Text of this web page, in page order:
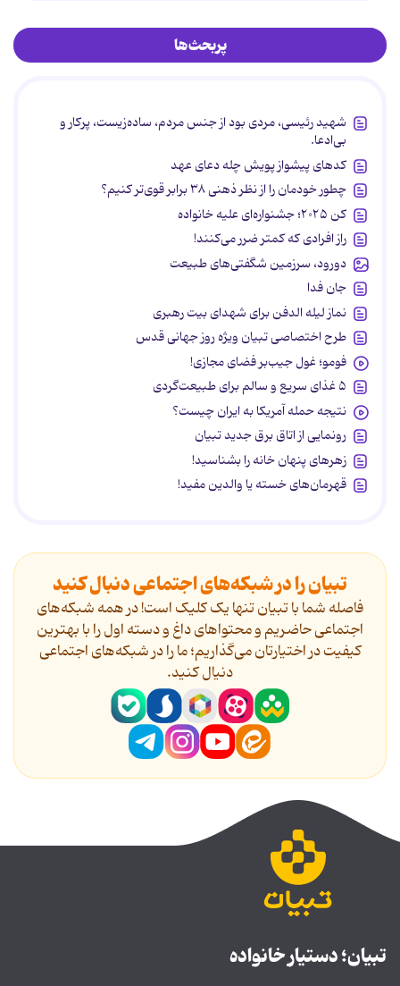
پربحث‌ها
شهید رئیسی، مردی بود از جنس مردم، ساده‌زیست، پرکار و
بی‌ادعا.
کدهای پیشواز پویش چله دعای عهد
چطور خودمان را از نظر ذهنی ۳۸ برابر قوی‌تر کنیم؟
کن ۲۰۲۵؛ جشنواره‌ای علیه خانواده
راز افرادی که کمتر ضرر می‌کنند!
دورود، سرزمین شگفتی‌های طبیعت
جان فدا
نماز لیله الدفن برای شهدای بیت رهبری
طرح اختصاصی تبیان ویژه روز جهانی قدس
فومو؛ غول جیب‌بر فضای مجازی!
۵ غذای سریع و سالم برای طبیعت‌گردی
نتیجه حمله آمریکا به ایران چیست؟
رونمایی از اتاق برق جدید تبیان
زهرهای پنهان خانه را بشناسید!
قهرمان‌های خسته یا والدین مفید!
تبیان را در شبکه‌های اجتماعی دنبال کنید
فاصله شما با تبیان تنها یک کلیک است! در همه شبکه‌های
اجتماعی حاضریم و محتواهای داغ و دسته اول را با بهترین
کیفیت در اختیارتان می‌گذاریم؛ ما را در شبکه‌های اجتماعی
دنیال کنید.
تبیان؛ دستیار خانواده